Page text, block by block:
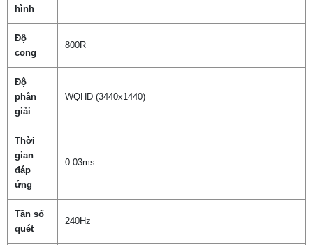
hình
Độ
cong
800R
Độ
phân
giải
WQHD (3440x1440)
Thời
gian
đáp
ứng
0.03ms
Tần số
quét
240Hz